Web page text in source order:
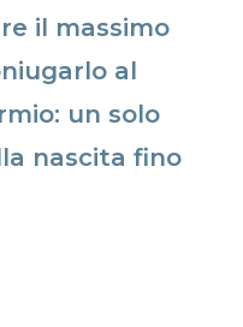
il massimo
al
un solo
nascita fino